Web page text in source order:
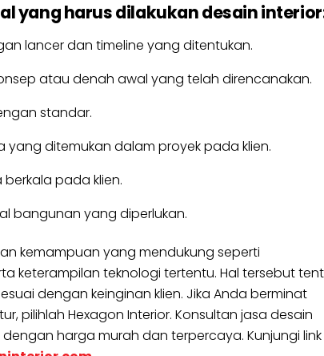
yang harus dilakukan desain
lancer dan timeline yang ditentukan.
atau denah awal yang telah direncanakan.
standar.
ditemukan dalam proyek pada klien.
pada klien.
bangunan yang diperlukan.
kemampuan yang mendukung seperti
keterampilan teknologi tertentu. Hal tersebut
dengan keinginan klien. Jika Anda berminat
pilihlah Hexagon Interior. Konsultan jasa desain
dengan harga murah dan terpercaya. Kunjungi link